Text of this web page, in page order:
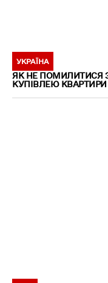
УКРАЇНА
ЯК НЕ ПОМИЛИТИСЯ
КУПІВЛЕЮ КВАРТИРИ